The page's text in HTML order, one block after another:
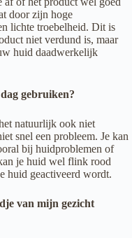
door zijn hoge
lichte troebelheid. Dit is
niet verdund is, maar
huid daadwerkelijk
gebruiken?
natuurlijk ook niet
snel een probleem. Je kan
bij huidproblemen of
je huid wel flink rood
huid geactiveerd wordt.
van mijn gezicht